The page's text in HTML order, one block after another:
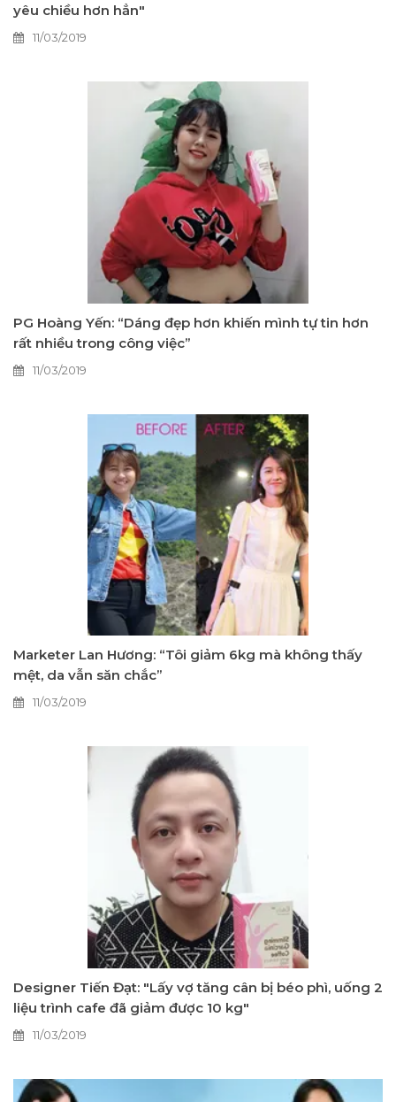
yêu chiều hơn hẳn"
11/03/2019
PG Hoàng Yến: “Dáng đẹp hơn khiến mình tự tin hơn
rất nhiều trong công việc”
11/03/2019
Marketer Lan Hương: “Tôi giảm 6kg mà không thấy
mệt, da vẫn săn chắc”
11/03/2019
Designer Tiến Đạt: "Lấy vợ tăng cân bị béo phì, uống 2
liệu trình cafe đã giảm được 10 kg"
11/03/2019